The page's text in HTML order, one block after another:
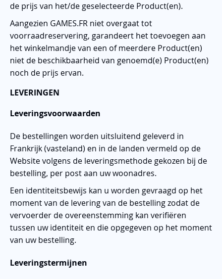
de prijs van het/de geselecteerde Product(en).
Aangezien GAMES.FR niet overgaat tot
voorraadreservering, garandeert het toevoegen aan
het winkelmandje van een of meerdere Product(en)
niet de beschikbaarheid van genoemd(e) Product(en)
noch de prijs ervan.
LEVERINGEN
Leveringsvoorwaarden
De bestellingen worden uitsluitend geleverd in
Frankrijk (vasteland) en in de landen vermeld op de
Website volgens de leveringsmethode gekozen bij de
bestelling, per post aan uw woonadres.
Een identiteitsbewijs kan u worden gevraagd op het
moment van de levering van de bestelling zodat de
vervoerder de overeenstemming kan verifiëren
tussen uw identiteit en die opgegeven op het moment
van uw bestelling.
Leveringstermijnen